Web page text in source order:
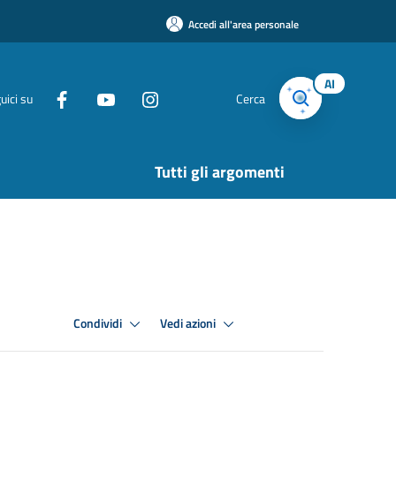
Accedi all'area personale
su Cerca
AI
Tutti gli argomenti
Condividi Vedi azioni